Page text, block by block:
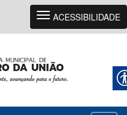
Navegação
ACESSIBILIDADE